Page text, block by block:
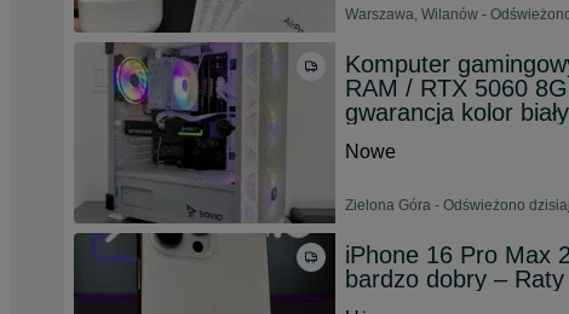
Warszawa, Wilanów -
Komputer
RAM / RTX 5060
gwarancja kolor
Nowe
Zielona Góra - Odświeżono
iPhone 16 Pro Max
bardzo dobry –